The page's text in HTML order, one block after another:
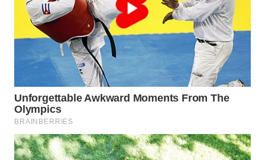
PRIANGAN
TIMUR
SEMARANG
WN
SOLO
WN
BOROBUDUR